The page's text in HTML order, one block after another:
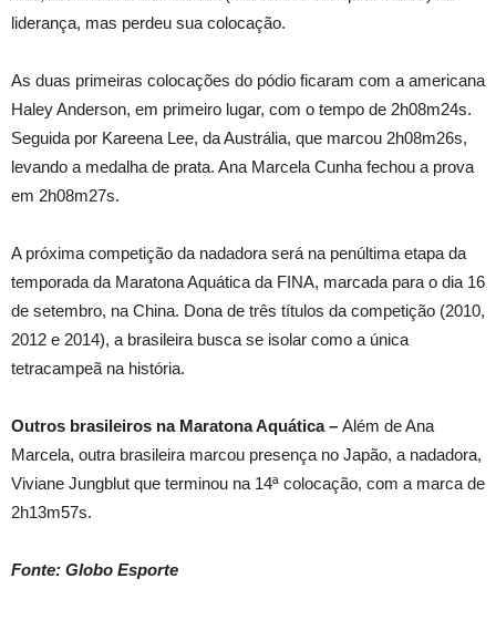
liderança, mas perdeu sua colocação.
As duas primeiras colocações do pódio ficaram com a americana
Haley Anderson, em primeiro lugar, com o tempo de 2h08m24s.
Seguida por Kareena Lee, da Austrália, que marcou 2h08m26s,
levando a medalha de prata. Ana Marcela Cunha fechou a prova
em 2h08m27s.
A próxima competição da nadadora será na penúltima etapa da
temporada da Maratona Aquática da FINA, marcada para o dia 16
de setembro, na China. Dona de três títulos da competição (2010,
2012 e 2014), a brasileira busca se isolar como a única
tetracampeã na história.
Outros brasileiros na Maratona Aquática – Além de Ana
Marcela, outra brasileira marcou presença no Japão, a nadadora,
Viviane Jungblut que terminou na 14ª colocação, com a marca de
2h13m57s.
Fonte: Globo Esporte